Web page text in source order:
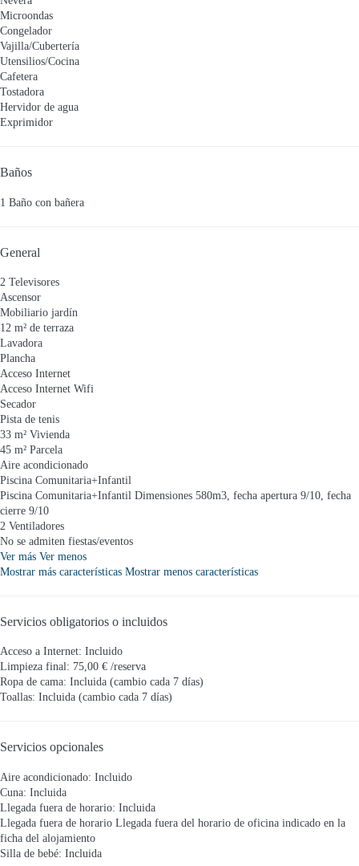
Microondas
Congelador
Vajilla/Cubertería
Utensilios/Cocina
Cafetera
Tostadora
Hervidor de agua
Exprimidor
Baños
1 Baño con bañera
General
2 Televisores
Ascensor
Mobiliario jardín
12 m² de terraza
Lavadora
Plancha
Acceso Internet
Acceso Internet Wifi
Secador
Pista de tenis
33 m² Vivienda
45 m² Parcela
Aire acondicionado
Piscina Comunitaria+Infantil
Piscina Comunitaria+Infantil Dimensiones 580m3, fecha apertura 9/10, fecha
cierre 9/10
2 Ventiladores
No se admiten fiestas/eventos
Ver más Ver menos
Mostrar más características Mostrar menos características
Servicios obligatorios o incluidos
Acceso a Internet: Incluido
Limpieza final: 75,00 € /reserva
Ropa de cama: Incluida (cambio cada 7 días)
Toallas: Incluida (cambio cada 7 días)
Servicios opcionales
Aire acondicionado: Incluido
Cuna: Incluida
Llegada fuera de horario: Incluida
Llegada fuera de horario Llegada fuera del horario de oficina indicado en la
ficha del alojamiento
Silla de bebé: Incluida